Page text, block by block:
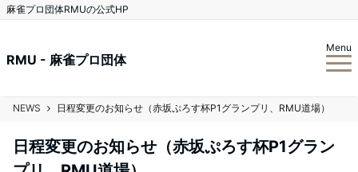
麻雀プロ団体RMUの公式HP
RMU - 麻雀プロ団体
Menu
NEWS 日程変更のお知らせ（赤坂ぷろす杯P1グランプリ、RMU道場）
日程変更のお知らせ（赤坂ぷろす杯P1グラン